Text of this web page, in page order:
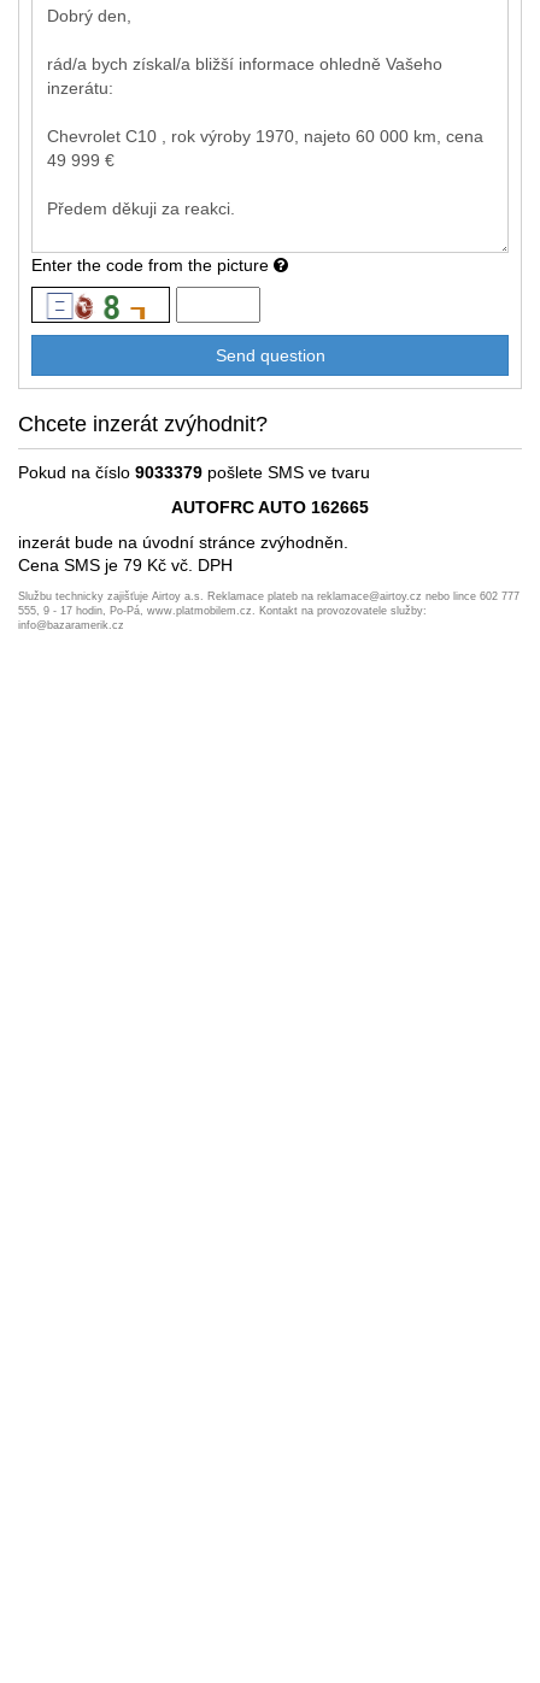
Enter the code from the picture
Chcete inzerát zvýhodnit?
Pokud na číslo 9033379 pošlete SMS ve tvaru
AUTOFRC AUTO 162665
inzerát bude na úvodní stránce zvýhodněn.
Cena SMS je 79 Kč vč. DPH
Službu technicky zajišťuje Airtoy a.s. Reklamace plateb na reklamace@airtoy.cz nebo lince 602 777
555, 9 - 17 hodin, Po-Pá, www.platmobilem.cz. Kontakt na provozovatele služby:
info@bazaramerik.cz